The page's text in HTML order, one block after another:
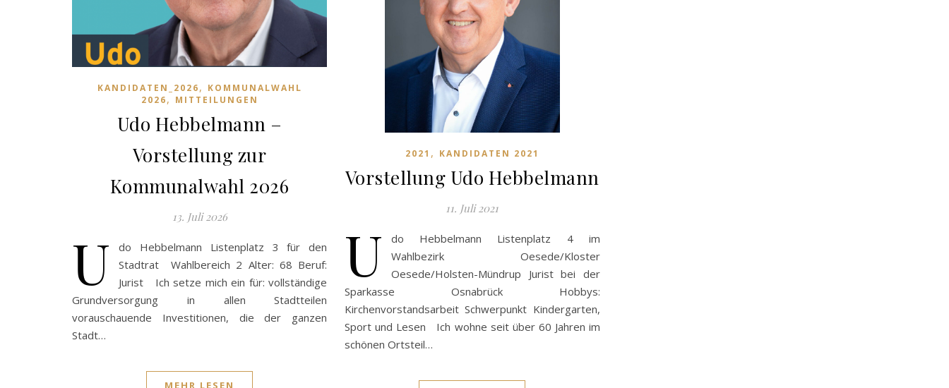
KANDIDATEN_2026, KOMMUNALWAHL
2026, MITTEILUNGEN
Udo Hebbelmann –
Vorstellung zur
Kommunalwahl 2026
13. Juli 2026
U
do Hebbelmann Listenplatz 3 für den
Stadtrat Wahlbereich 2 Alter: 68 Beruf:
Jurist Ich setze mich ein für: vollständige
Grundversorgung in allen Stadtteilen
vorauschauende Investitionen, die der ganzen
Stadt…
2021 , KANDIDATEN 2021
Vorstellung Udo Hebbelmann
11. Juli 2021
U
do Hebbelmann Listenplatz 4 im
Wahlbezirk Oesede/Kloster
Oesede/Holsten-Mündrup Jurist bei der
Sparkasse Osnabrück Hobbys:
Kirchenvorstandsarbeit Schwerpunkt Kindergarten,
Sport und Lesen Ich wohne seit über 60 Jahren im
schönen Ortsteil…